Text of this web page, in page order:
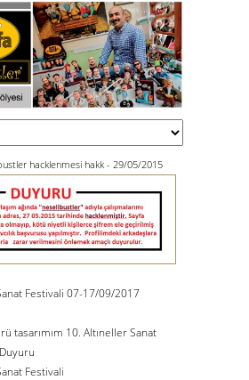
hacklenmesi hakk - 29/05/2015
Festivali 07-17/09/2017
tasarımım 10. Altıneller Sanat
Festivali